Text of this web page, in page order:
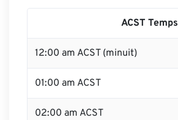
ACST Temps
12:00 am ACST (minuit)
01:00 am ACST
02:00 am ACST